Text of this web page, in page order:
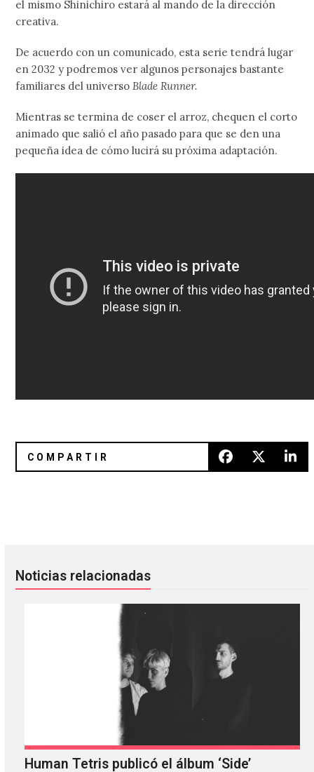
el mismo Shinichiro estará al mando de la dirección
creativa.
De acuerdo con un comunicado, esta serie tendrá lugar
en 2032 y podremos ver algunos personajes bastante
familiares del universoBlade Runner.
Mientras se termina de coser el arroz, chequen el corto
animado que salió el año pasado para que se den una
pequeña idea de cómo lucirá su próxima adaptación.
Noticias relacionadas
Human Tetris publicó el álbum ‘Side’